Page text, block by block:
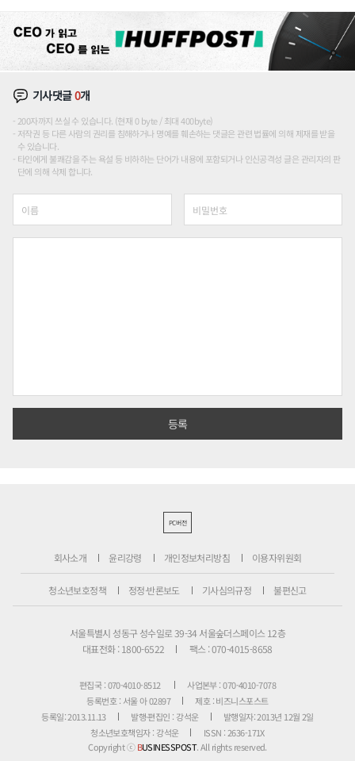
기사댓글0개
200자까지 쓰실 수 있습니다. (현재 0 byte / 최대 400byte)
저작권 등 다른 사람의 권리를 침해하거나 명예를 훼손하는 댓글은 관련 법률에 의해 제재를 받을
수 있습니다.
타인에게 불쾌감을 주는 욕설 등 비하하는 단어가 내용에 포함되거나 인신공격성 글은 관리자의 판
단에 의해 삭제 합니다.
PC버전
회사소개 윤리강령 개인정보처리방침 이용자위원회
청소년보호정책 정정·반론보도 기사심의규정 불편신고
서울특별시 성동구 성수일로 39-34 서울숲더스페이스 12층
대표전화 : 1800-6522
팩스 : 070-4015-8658
편집국 : 070-4010-8512
사업본부 : 070-4010-7078
등록번호 : 서울 아 02897
제호 : 비즈니스포스트
등록일: 2013.11.13
발행·편집인 : 강석운
발행일자: 2013년 12월 2일
청소년보호책임자 : 강석운
ISSN : 2636-171X
Copyright ⓒBUSINESSPOST. All rights reserved.